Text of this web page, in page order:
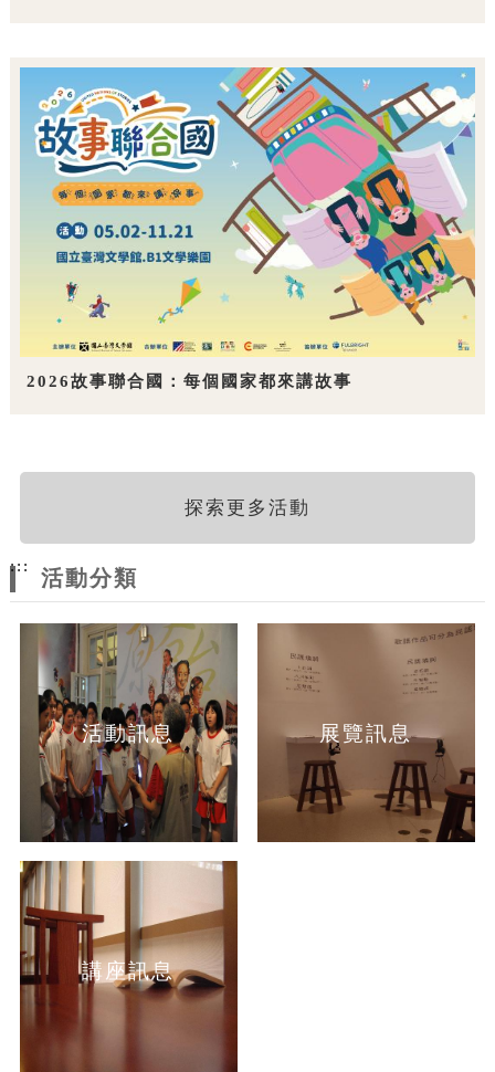
2026故事聯合國：每個國家都來講故事
探索更多活動
:::
活動分類
活動訊息 展覽訊息
講座訊息